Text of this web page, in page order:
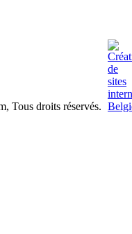
Tous droits réservés.